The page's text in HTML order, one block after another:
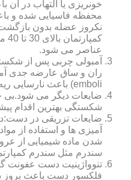
خونریزی یا التهاب در
محفظه فاسیایی شده و
نکروز عضله بدون
عناصر می شود.
آمبولی چربی پس از
emboli) باعث نارسایی ریه (ARDS) عوارض مغزی و
ضایعات دیگر می شود.بی
شکستگی بهترین اقدام
ضایعات تزریقی در
آمیزی ها و استفاده از
شدن ماده شیمیایی از
سندرم مثل سندرم
تنوواژینیت دست عفونت
فلکسور دست باعث بروز